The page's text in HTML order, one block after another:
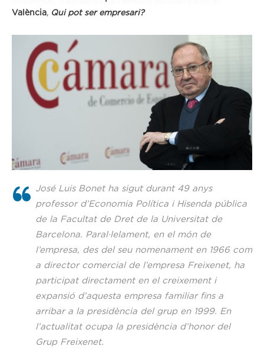
València, Qui pot ser empresari?
José Luis Bonet ha sigut durant 49 anys
professor d’Economia Política i Hisenda pública
de la Facultat de Dret de la Universitat de
Barcelona. Paral·lelament, en el món de
l’empresa, des del seu nomenament en 1966 com
a director comercial de l’empresa Freixenet, ha
participat directament en el creixement i
expansió d’aquesta empresa familiar fins a
arribar a la presidència del grup en 1999. En
l’actualitat ocupa la presidència d’honor del
Grup Freixenet.